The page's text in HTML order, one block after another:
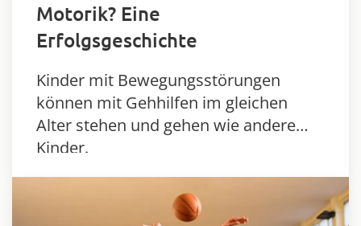
Motorik? Eine
Erfolgsgeschichte
Kinder mit Bewegungsstörungen
können mit Gehhilfen im gleichen
Alter stehen und gehen wie andere
Kinder.